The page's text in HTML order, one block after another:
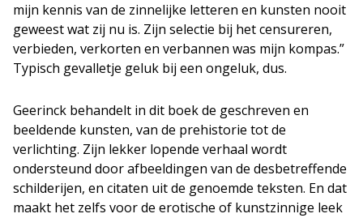
mijn kennis van de zinnelijke letteren en kunsten nooit
geweest wat zij nu is. Zijn selectie bij het censureren,
verbieden, verkorten en verbannen was mijn kompas.”
Typisch gevalletje geluk bij een ongeluk, dus.
Geerinck behandelt in dit boek de geschreven en
beeldende kunsten, van de prehistorie tot de
verlichting. Zijn lekker lopende verhaal wordt
ondersteund door afbeeldingen van de desbetreffende
schilderijen, en citaten uit de genoemde teksten. En dat
maakt het zelfs voor de erotische of kunstzinnige leek